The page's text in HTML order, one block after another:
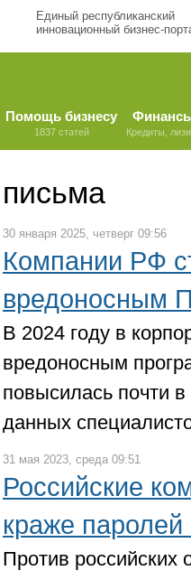
Единый республиканский
инновационный бизнес-
Помощь бизнесу
1837 статей Кредиты,
письма
30 января 2025, четверг 09:56
Компании РФ
вредоносным
В 2024 году в
вредоносным
повысилась почти
данных
31 мая 2023, среда 09:51
Российские
краже
Против российских